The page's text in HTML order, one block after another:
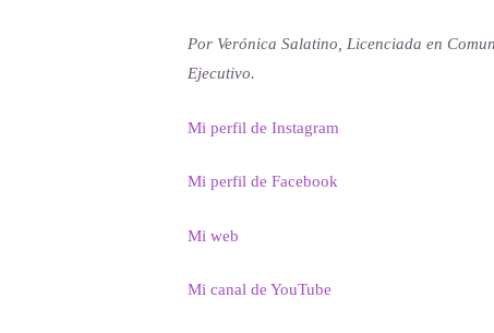
Por Verónica Salatino, Licenciada en
Ejecutivo.
Mi perfil de Instagram
Mi perfil de Facebook
Mi web
Mi canal de YouTube